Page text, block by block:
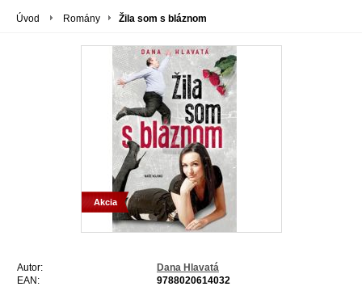
Úvod Romány Žila som s bláznom
Akcia
Autor:
Dana Hlavatá
EAN:
9788020614032